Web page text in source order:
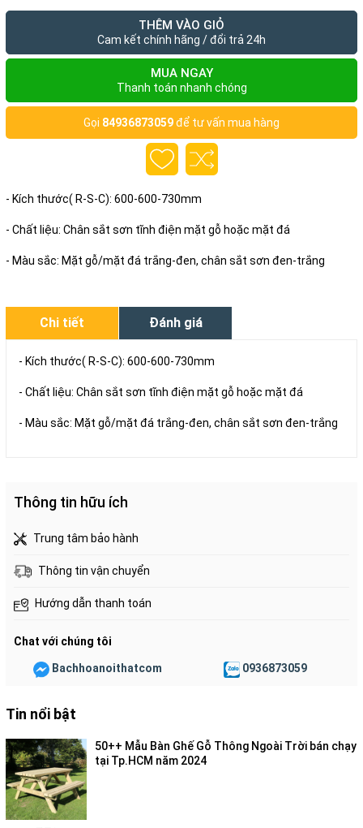
THÊM VÀO GIỎ
Cam kết chính hãng / đổi trả 24h
MUA NGAY
Thanh toán nhanh chóng
Gọi 84936873059để tư vấn mua hàng
- Kích thước( R-S-C): 600-600-730mm
- Chất liệu: Chân sắt sơn tĩnh điện mặt gỗ hoặc mặt đá
- Màu sắc: Mặt gỗ/mặt đá trắng-đen, chân sắt sơn đen-trắng
Chi tiết Đánh giá
- Kích thước( R-S-C): 600-600-730mm
- Chất liệu: Chân sắt sơn tĩnh điện mặt gỗ hoặc mặt đá
- Màu sắc: Mặt gỗ/mặt đá trắng-đen, chân sắt sơn đen-trắng
Thông tin hữu ích
Trung tâm bảo hành
Thông tin vận chuyển
Hướng dẫn thanh toán
Chat với chúng tôi
Bachhoanoithatcom 0936873059
Tin nổi bật
50++ Mẫu Bàn Ghế Gỗ Thông Ngoài Trời bán chạy
tại Tp.HCM năm 2024